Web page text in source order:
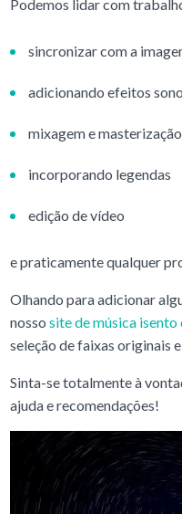
Podemos lidar com
sincronizar com a
adicionando efeitos
mixagem e masterização,
incorporando legendas
edição de vídeo
e praticamente qualquer
Olhando para adicionar
nosso site de música
seleção de faixas originais
Sinta-se totalmente à
ajuda e recomendações!